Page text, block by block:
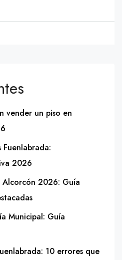
vender un piso en
2026
2026: Guía
Municipal: Guía
10 errores que